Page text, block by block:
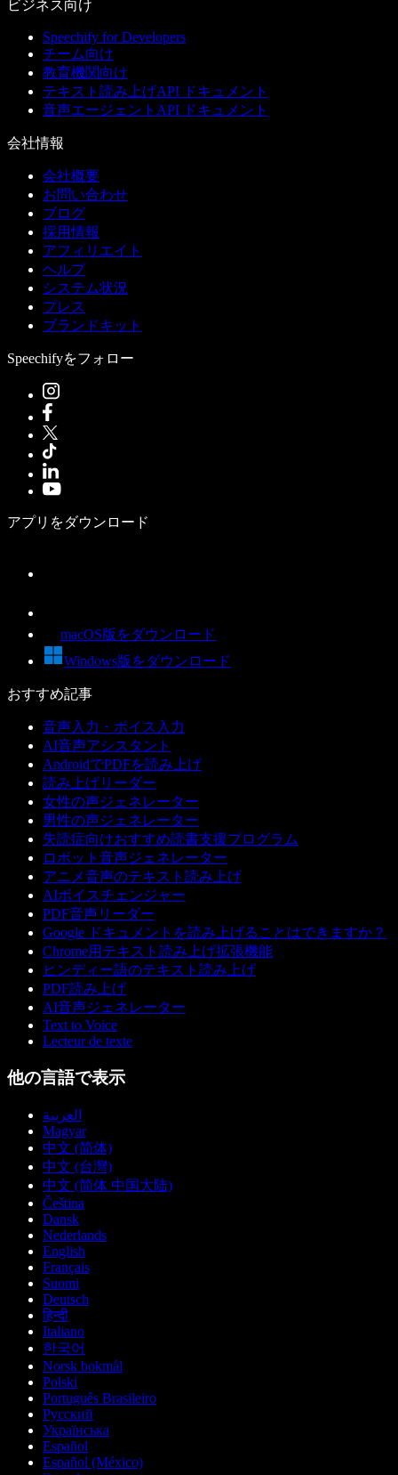
ビジネス向け
Speechify for Developers
チーム向け
教育機関向け
テキスト読み上げAPI ドキュメント
音声エージェントAPI ドキュメント
会社情報
会社概要
お問い合わせ
ブログ
採用情報
アフィリエイト
ヘルプ
システム状況
プレス
ブランドキット
Speechifyをフォロー
アプリをダウンロード
macOS版をダウンロード
Windows版をダウンロード
おすすめ記事
音声入力・ボイス入力
AI音声アシスタント
AndroidでPDFを読み上げ
読み上げリーダー
女性の声ジェネレーター
男性の声ジェネレーター
失読症向けおすすめ読書支援プログラム
ロボット音声ジェネレーター
アニメ音声のテキスト読み上げ
AIボイスチェンジャー
PDF音声リーダー
Google ドキュメントを読み上げることはできますか？
Chrome用テキスト読み上げ拡張機能
ヒンディー語のテキスト読み上げ
PDF読み上げ
AI音声ジェネレーター
Text to Voice
Lecteur de texte
他の言語で表示
العربية
Magyar
中文 (简体)
中文 (台灣)
中文 (简体 中国大陆)
Čeština
Dansk
Nederlands
English
Français
Suomi
Deutsch
हिन्दी
Italiano
한국어
Norsk bokmål
Polski
Português Brasileiro
Русский
Українська
Español
Español (México)